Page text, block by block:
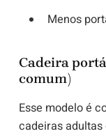
Menos
Cadeira
comum)
Esse modelo é
cadeiras